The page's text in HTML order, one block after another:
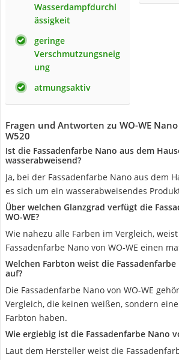
Wasserdampfdurchl
ässigkeit
geringe
Verschmutzungsneig
ung
atmungsaktiv
Fragen und Antworten zu WO-WE
W520
Ist die Fassadenfarbe Nano aus dem
wasserabweisend?
Ja, bei der Fassadenfarbe Nano aus dem
es sich um ein wasserabweisendes
Über welchen Glanzgrad verfügt die
WO-WE?
Wie nahezu alle Farben im Vergleich,
Fassadenfarbe Nano von WO-WE einen
Welchen Farbton weist die Fassadenfarbe
auf?
Die Fassadenfarbe Nano von WO-WE
Vergleich, die keinen weißen, sondern
Farbton haben.
Wie ergiebig ist die Fassadenfarbe Nano
Laut dem Hersteller weist die